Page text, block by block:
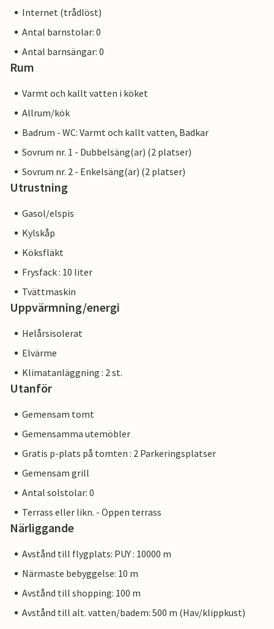
Internet (trådlöst)
Antal barnstolar: 0
Antal barnsängar: 0
Rum
Varmt och kallt vatten i köket
Allrum/kök
Badrum - WC: Varmt och kallt vatten, Badkar
Sovrum nr. 1 - Dubbelsäng(ar) (2 platser)
Sovrum nr. 2 - Enkelsäng(ar) (2 platser)
Utrustning
Gasol/elspis
Kylskåp
Köksfläkt
Frysfack : 10 liter
Tvättmaskin
Uppvärmning/energi
Helårsisolerat
Elvärme
Klimatanläggning : 2 st.
Utanför
Gemensam tomt
Gemensamma utemöbler
Gratis p-plats på tomten : 2 Parkeringsplatser
Gemensam grill
Antal solstolar: 0
Terrass eller likn. - Öppen terrass
Närliggande
Avstånd till flygplats: PUY : 10000 m
Närmaste bebyggelse: 10 m
Avstånd till shopping: 100 m
Avstånd till alt. vatten/badem: 500 m (Hav/klippkust)